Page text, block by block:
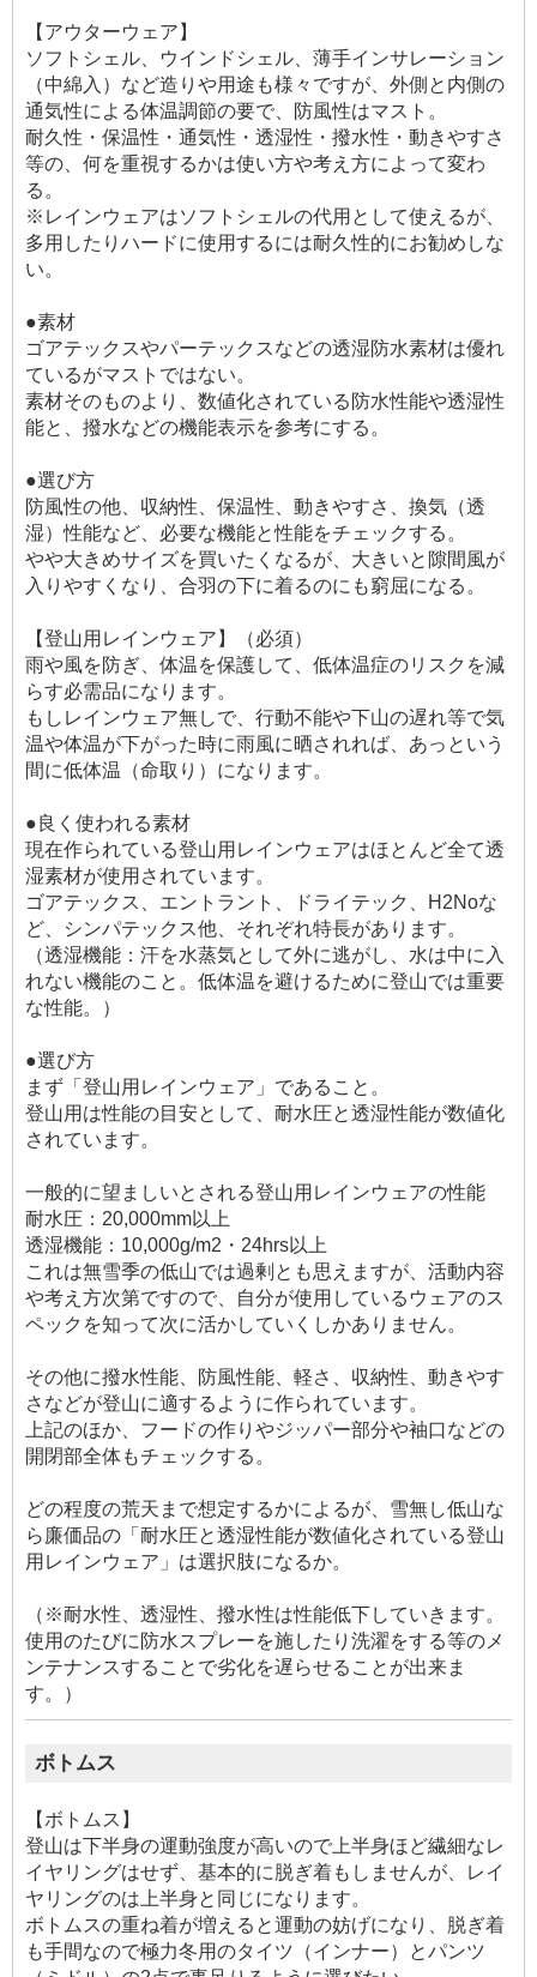
【アウターウェア】
ソフトシェル、ウインドシェル、薄手インサレーション
（中綿入）など造りや用途も様々ですが、外側と内側の
通気性による体温調節の要で、防風性はマスト。
耐久性・保温性・通気性・透湿性・撥水性・動きやすさ
等の、何を重視するかは使い方や考え方によって変わ
る。
※レインウェアはソフトシェルの代用として使えるが、
多用したりハードに使用するには耐久性的にお勧めしな
い。
●素材
ゴアテックスやパーテックスなどの透湿防水素材は優れ
ているがマストではない。
素材そのものより、数値化されている防水性能や透湿性
能と、撥水などの機能表示を参考にする。
●選び方
防風性の他、収納性、保温性、動きやすさ、換気（透
湿）性能など、必要な機能と性能をチェックする。
やや大きめサイズを買いたくなるが、大きいと隙間風が
入りやすくなり、合羽の下に着るのにも窮屈になる。
【登山用レインウェア】（必須）
雨や風を防ぎ、体温を保護して、低体温症のリスクを減
らす必需品になります。
もしレインウェア無しで、行動不能や下山の遅れ等で気
温や体温が下がった時に雨風に晒されれば、あっという
間に低体温（命取り）になります。
●良く使われる素材
現在作られている登山用レインウェアはほとんど全て透
湿素材が使用されています。
ゴアテックス、エントラント、ドライテック、H2Noな
ど、シンパテックス他、それぞれ特長があります。
（透湿機能：汗を水蒸気として外に逃がし、水は中に入
れない機能のこと。低体温を避けるために登山では重要
な性能。）
●選び方
まず「登山用レインウェア」であること。
登山用は性能の目安として、耐水圧と透湿性能が数値化
されています。
一般的に望ましいとされる登山用レインウェアの性能
耐水圧：20,000mm以上
透湿機能：10,000g/m2・24hrs以上
これは無雪季の低山では過剰とも思えますが、活動内容
や考え方次第ですので、自分が使用しているウェアのス
ペックを知って次に活かしていくしかありません。
その他に撥水性能、防風性能、軽さ、収納性、動きやす
さなどが登山に適するように作られています。
上記のほか、フードの作りやジッパー部分や袖口などの
開閉部全体もチェックする。
どの程度の荒天まで想定するかによるが、雪無し低山な
ら廉価品の「耐水圧と透湿性能が数値化されている登山
用レインウェア」は選択肢になるか。
（※耐水性、透湿性、撥水性は性能低下していきます。
使用のたびに防水スプレーを施したり洗濯をする等のメ
ンテナンスすることで劣化を遅らせることが出来ま
す。）
ボトムス
【ボトムス】
登山は下半身の運動強度が高いので上半身ほど繊細なレ
イヤリングはせず、基本的に脱ぎ着もしませんが、レイ
ヤリングのは上半身と同じになります。
ボトムスの重ね着が増えると運動の妨げになり、脱ぎ着
も手間なので極力冬用のタイツ（インナー）とパンツ